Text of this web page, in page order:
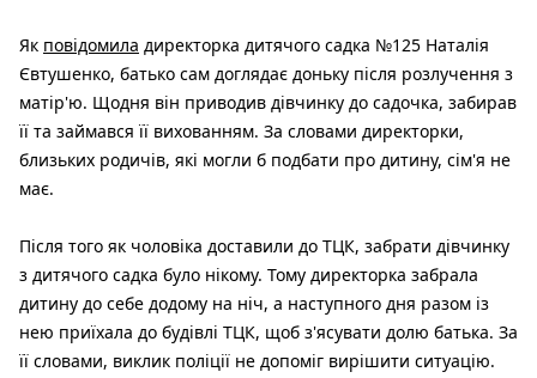
Як повідомила директорка дитячого садка №125 Наталія
Євтушенко, батько сам доглядає доньку після розлучення з
матір'ю. Щодня він приводив дівчинку до садочка, забирав
її та займався її вихованням. За словами директорки,
близьких родичів, які могли б подбати про дитину, сім'я не
має.
Після того як чоловіка доставили до ТЦК, забрати дівчинку
з дитячого садка було нікому. Тому директорка забрала
дитину до себе додому на ніч, а наступного дня разом із
нею приїхала до будівлі ТЦК, щоб з'ясувати долю батька. За
її словами, виклик поліції не допоміг вирішити ситуацію.